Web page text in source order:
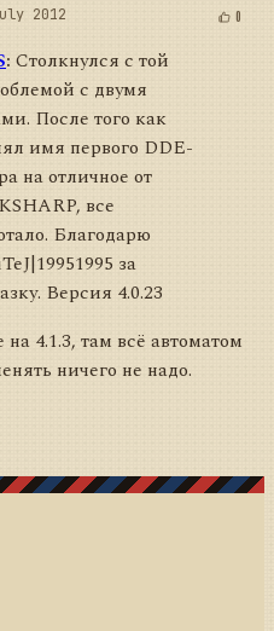
2012 0
: Столкнулся с той
с двумя
После того как
имя первого DDE-
на отличное от
все
Благодарю
за
Версия 4.0.23
4.1.3, там всё автоматом
ничего не надо.